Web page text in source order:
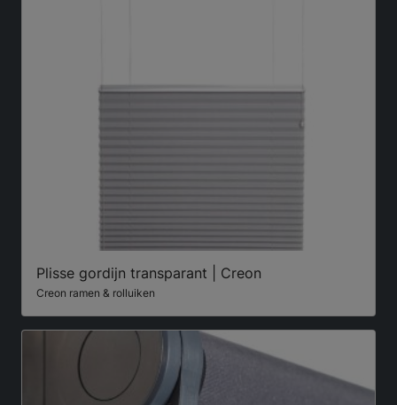
Plisse gordijn transparant | Creon
Creon ramen & rolluiken